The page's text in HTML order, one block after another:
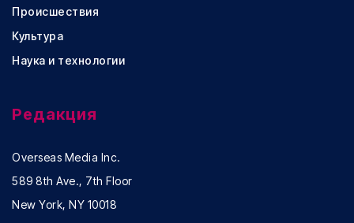
Происшествия
Культура
Наука и технологии
Редакция
Overseas Media Inc.
589 8th Ave., 7th Floor
New York, NY 10018